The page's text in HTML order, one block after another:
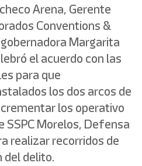
Arena, Gerente
Conventions &
Margarita
el acuerdo con las
para que
los dos arcos de
los operativo
Morelos, Defensa
realizar recorridos de
del delito.